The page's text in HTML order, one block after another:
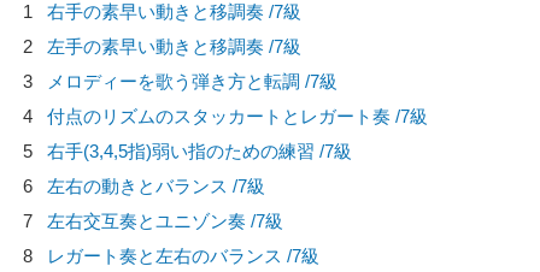
1
右手の素早い動きと移調奏 /7級
2
左手の素早い動きと移調奏 /7級
3
メロディーを歌う弾き方と転調 /7級
4
付点のリズムのスタッカートとレガート奏 /7級
5
右手(3,4,5指)弱い指のための練習 /7級
6
左右の動きとバランス /7級
7
左右交互奏とユニゾン奏 /7級
8
レガート奏と左右のバランス /7級